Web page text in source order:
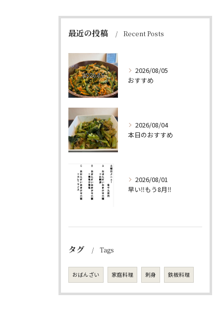
最近の投稿 Recent Posts
2026/08/05
おすすめ
2026/08/04
本日のおすすめ
2026/08/01
早い‼️もう8月‼️
タグ Tags
おばんざい 家庭料理 刺身 鉄板料理